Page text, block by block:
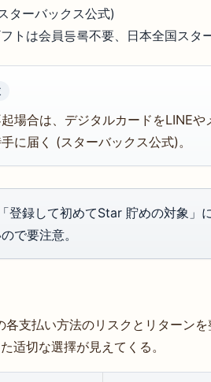
ターバックス公式)
トは会員등록不要、日本全国ス
場合は、デジタルカードをLINE
に届く (スターバックス公式)。
登録して初めてStar 貯めの対象」
で要注意。
支払い方法のリスクとリターンを
适切な選擇が見えてくる。